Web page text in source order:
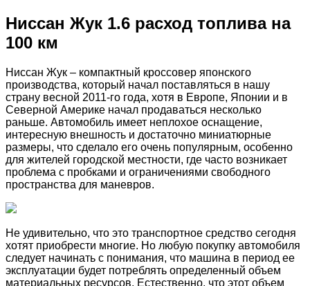
Ниссан Жук 1.6 расход топлива на
100 км
Ниссан Жук – компактный кроссовер японского
производства, который начал поставляться в нашу
страну весной 2011-го года, хотя в Европе, Японии и в
Северной Америке начал продаваться несколько
раньше. Автомобиль имеет неплохое оснащение,
интересную внешность и достаточно миниатюрные
размеры, что сделало его очень популярным, особенно
для жителей городской местности, где часто возникает
проблема с пробками и ограничениями свободного
пространства для маневров.
Не удивительно, что это транспортное средство сегодня
хотят приобрести многие. Но любую покупку автомобиля
следует начинать с понимания, что машина в период ее
эксплуатации будет потреблять определенный объем
материальных ресурсов. Естественно, что этот объем